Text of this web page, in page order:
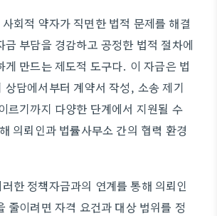
회적 약자가 직면한 법적 문제를 해결
금 부담을 경감하고 공정한 법적 절차에
게 만드는 제도적 도구다. 이 자금은 법
상담에서부터 계약서 작성, 소송 제기
르기까지 다양한 단계에서 지원될 수
의뢰인과 법률사무소 간의 협력 환경
한 정책자금과의 연계를 통해 의뢰인
줄이려면 자격 요건과 대상 범위를 정